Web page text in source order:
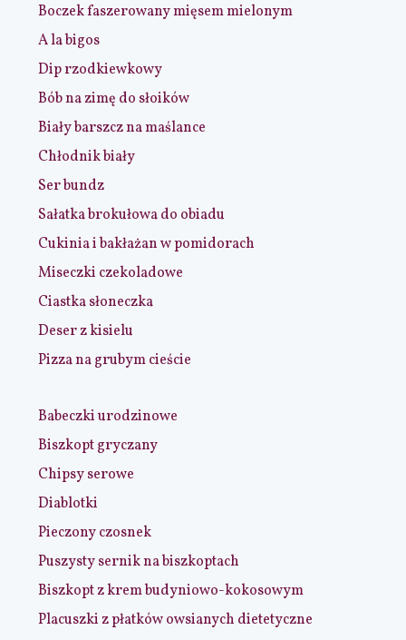
Boczek faszerowany mięsem mielonym
A la bigos
Dip rzodkiewkowy
Bób na zimę do słoików
Biały barszcz na maślance
Chłodnik biały
Ser bundz
Sałatka brokułowa do obiadu
Cukinia i bakłażan w pomidorach
Miseczki czekoladowe
Ciastka słoneczka
Deser z kisielu
Pizza na grubym cieście
Babeczki urodzinowe
Biszkopt gryczany
Chipsy serowe
Diablotki
Pieczony czosnek
Puszysty sernik na biszkoptach
Biszkopt z krem budyniowo-kokosowym
Placuszki z płatków owsianych dietetyczne